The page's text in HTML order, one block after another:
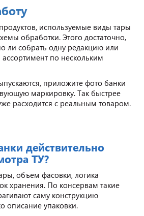
используемые виды тары
обработки. Этого достаточно,
ли собрать одну редакцию или
ассортимент по нескольким
приложите фото банки
маркировку. Так быстрее
расходится с реальным товаром.
действительно
ТУ?
объем фасовки, логика
хранения. По консервам такие
саму конструкцию
описание упаковки.